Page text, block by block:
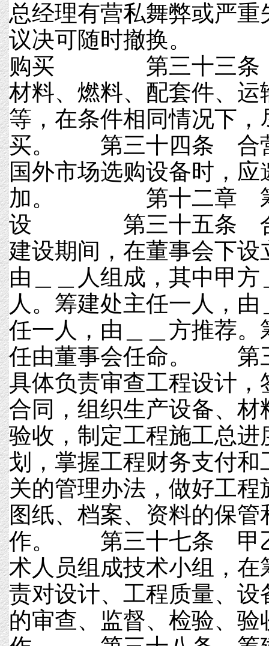
总经理有营私舞弊或严
议决可随时撤换。
购买 第三十三条
材料、燃料、配套件、运
等，在条件相同情况下，
买。 第三十四条 合营
国外市场选购设备时，
加。 第十二章 筹
设 第三十五条 合
建设期间，在董事会下
由＿＿人组成，其中甲
人。筹建处主任一人，
任一人，由＿＿方推荐。
任由董事会任命。 第
具体负责审查工程设计
合同，组织生产设备、材
验收，制定工程施工总进
划，掌握工程财务支付
关的管理办法，做好工
图纸、档案、资料的保管
作。 第三十七条 甲乙
术人员组成技术小组，在
责对设计、工程质量、设
的审查、监督、检验、